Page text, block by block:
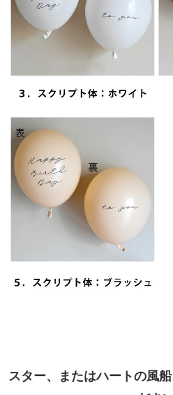
スター、またはハートの風